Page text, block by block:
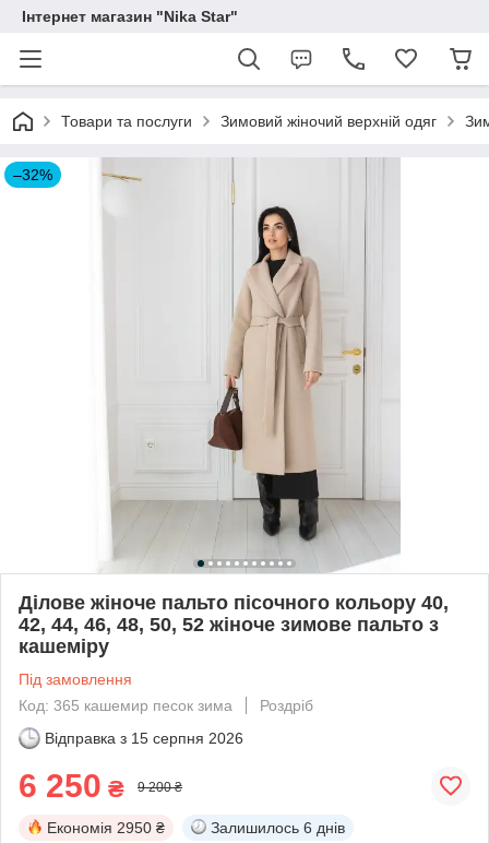
Інтернет магазин "Nika Star"
Товари та послуги Зимовий жіночий верхній одяг
–32%
Ділове жіноче пальто пісочного кольору 40,
42, 44, 46, 48, 50, 52 жіноче зимове пальто з
кашеміру
Під замовлення
Код: 365 кашемир песок зима
Роздріб
Відправка з 15 серпня 2026
6 250 ₴ 9 200 ₴
Економія 2950 ₴ Залишилось 6 днів